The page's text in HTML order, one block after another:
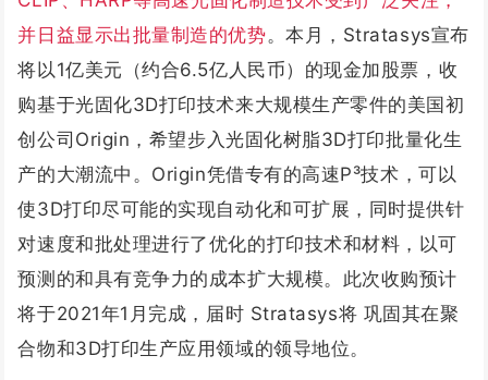
并日益显示出批量制造的优势。本月，Stratasys宣布
将以1亿美元（约合6.5亿人民币）的现金加股票，收
购基于光固化3D打印技术来大规模生产零件的美国初
创公司Origin，希望步入光固化树脂3D打印批量化生
产的大潮流中。Origin凭借专有的高速P³技术，可以
使3D打印尽可能的实现自动化和可扩展，同时提供针
对速度和批处理进行了优化的打印技术和材料，以可
预测的和具有竞争力的成本扩大规模。此次收购预计
将于2021年1月完成，届时 Stratasys将 巩固其在聚
合物和3D打印生产应用领域的领导地位。